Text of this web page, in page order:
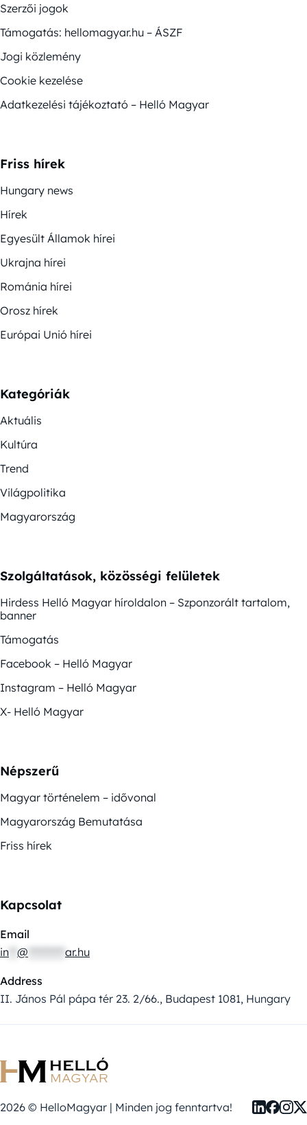
Szerzői jogok
Támogatás: hellomagyar.hu – ÁSZF
Jogi közlemény
Cookie kezelése
Adatkezelési tájékoztató – Helló Magyar
Friss hírek
Hungary news
Hírek
Egyesült Államok hírei
Ukrajna hírei
Románia hírei
Orosz hírek
Európai Unió hírei
Kategóriák
Aktuális
Kultúra
Trend
Világpolitika
Magyarország
Szolgáltatások, közösségi felületek
Hirdess Helló Magyar híroldalon – Szponzorált tartalom,
banner
Támogatás
Facebook – Helló Magyar
Instagram – Helló Magyar
X- Helló Magyar
Népszerű
Magyar történelem – idővonal
Magyarország Bemutatása
Friss hírek
Kapcsolat
Email
in @ ar.hu
Address
II. János Pál pápa tér 23. 2/66., Budapest 1081, Hungary
2026 © HelloMagyar | Minden jog fenntartva!